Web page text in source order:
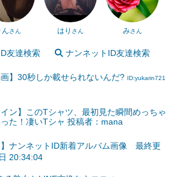
んさん はり さん みさん
友達検索 ナンネットID友達検索
画】30秒しか載せられないんだ? ID:yukarin721
イン】このTシャツ、最初見た瞬間めっちゃ
た！凄いTシャ 投稿者：mana
】ナンネットID新着アルバム画像 最終更
20:34:04